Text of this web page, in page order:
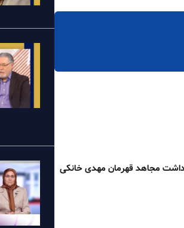
مجاهد قهرمان مهدی خانکی